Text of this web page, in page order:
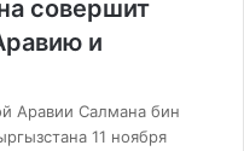
совершит
и
Аравии Салмана бин
11 ноября